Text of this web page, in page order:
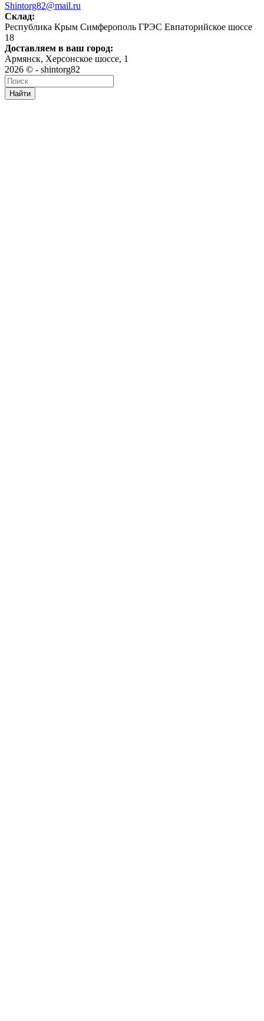
Shintorg82@mail.ru
Склад:
Республика Крым Симферополь ГРЭС Евпаторийское шоссе
18
Доставляем в ваш город:
Армянск, Херсонское шоссе, 1
2026 © - shintorg82
Найти